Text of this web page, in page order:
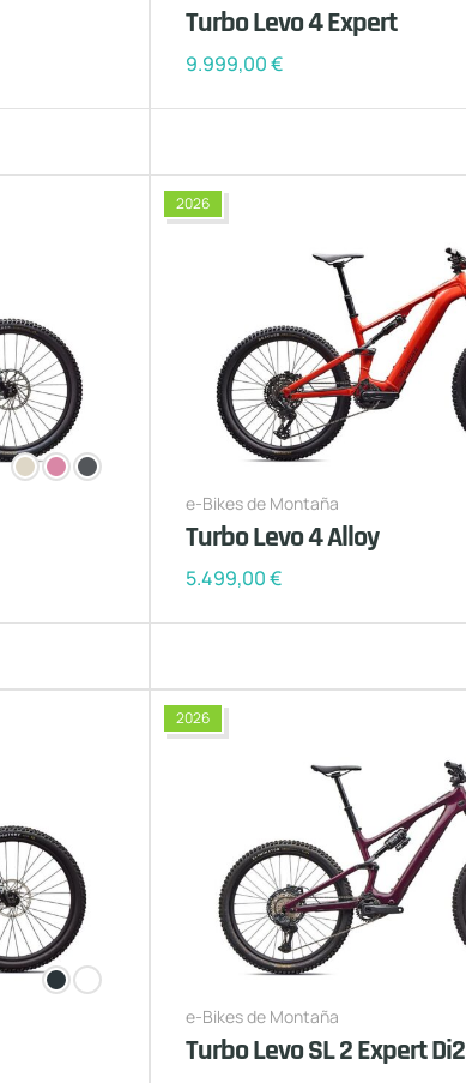
Turbo Levo 4 Expert
9.999,00€
2026
e-Bikes de Montaña
Turbo Levo 4 Alloy
5.499,00€
2026
e-Bikes de Montaña
Turbo Levo SL 2 Expert Di2